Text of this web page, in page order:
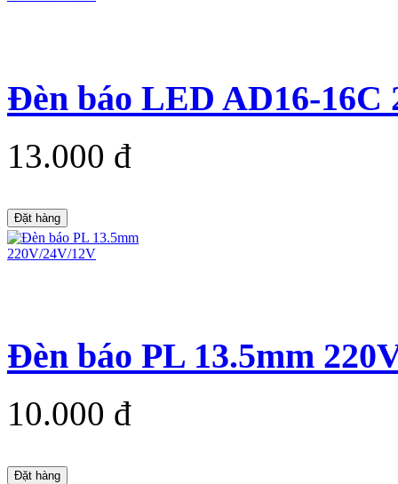
Đèn báo LED AD16-16C
13.000 đ
Đặt hàng
Đèn báo PL 13.5mm
10.000 đ
Đặt hàng